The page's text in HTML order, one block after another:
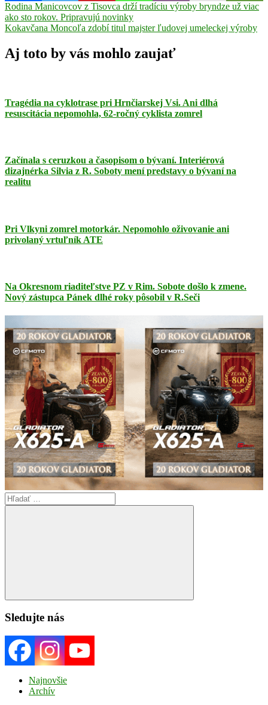
Navigácia
v
Previous
Post:
Rodina Manicovcov z Tisovca drží tradíciu výroby bryndze už viac
ako sto rokov. Pripravujú novinky
Next
Kokavčana Moncoľa zdobí titul majster ľudovej umeleckej výroby
Aj toto by vás mohlo zaujať
Tragédia na cyklotrase pri Hrnčiarskej Vsi. Ani dlhá
resuscitácia nepomohla, 62-ročný cyklista zomrel
Začínala s ceruzkou a časopisom o bývaní. Interiérová
dizajnérka Silvia z R. Soboty mení predstavy o bývaní na
realitu
Pri Vlkyni zomrel motorkár. Nepomohlo oživovanie ani
privolaný vrtuľník ATE
Na Okresnom riaditeľstve PZ v Rim. Sobote došlo k zmene.
Nový zástupca Pánek dlhé roky pôsobil v R.Seči
Search
for:
Search
Sledujte nás
Najnovšie
Archív